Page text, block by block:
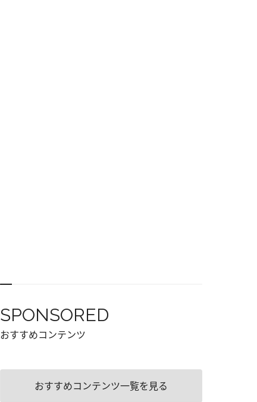
SPONSORED
おすすめコンテンツ
おすすめコンテンツ一覧を見る